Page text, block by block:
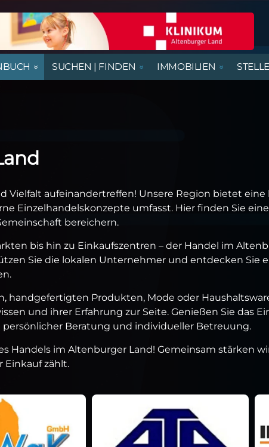
THEATER & KABARETT
SUCHEN | FINDEN IMMOBILIEN
aufeinandertreffen! Unsere Region bietet
Einzelhandelskonzepte umfasst. Hier finden Sie
bereichern.
bis hin zu Einkaufszentren – der Handel im
Sie die lokalen Unternehmer und entdecken Sie
handgefertigten Produkten, Mode oder
und ihrer Erfahrung zur Seite. Genießen Sie das
Beratung und individueller Betreuung.
Handels im Altenburger Land! Gemeinsam stärken
Einkauf zählt.